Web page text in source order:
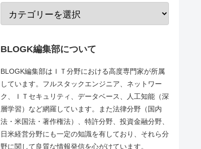
BLOGK編集部について
BLOGK編集部はＩＴ分野における高度専門家が所属
しています。フルスタックエンジニア、ネットワー
ク、ＩＴセキュリティ、データベース、人工知能（深
層学習）など網羅しています。また法律分野（国内
法・米国法・著作権法）、特許分野、投資金融分野、
日米経営分野にも一定の知識を有しており、それら分
野に関して良質な情報発信を心がけています。